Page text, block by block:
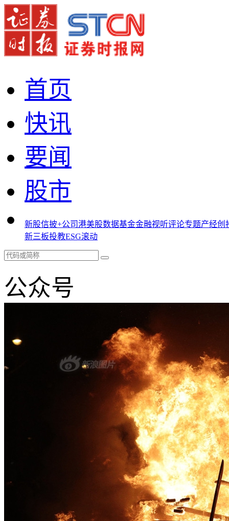
首页
快讯
要闻
股市
新股信披+公司港美股数据基金金融视听评论专题产经创
新三板投教ESG滚动
公众号